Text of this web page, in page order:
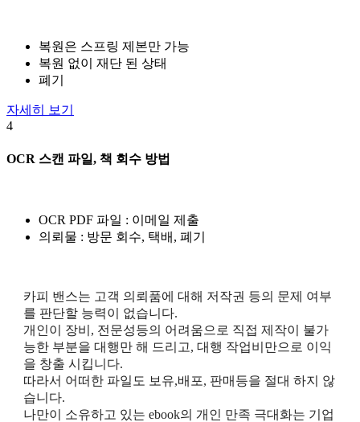
복원은 스프링 제본만 가능
복원 없이 재단 된 상태
폐기
자세히 보기
4
OCR 스캔 파일, 책 회수 방법
OCR PDF 파일 : 이메일 제출
의뢰물 : 방문 회수, 택배, 폐기
카피 밴스는 고객 의뢰품에 대해 저작권 등의 문제 여부
를 판단할 능력이 없습니다.
개인이 장비, 전문성등의 어려움으로 직접 제작이 불가
능한 부분을 대행만 해 드리고, 대행 작업비만으로 이익
을 창출 시킵니다.
따라서 어떠한 파일도 보유,배포, 판매등을 절대 하지 않
습니다.
나만이 소유하고 있는 ebook의 개인 만족 극대화는 기업